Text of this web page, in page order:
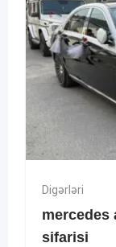
Digərləri
mercedes
sifarisi